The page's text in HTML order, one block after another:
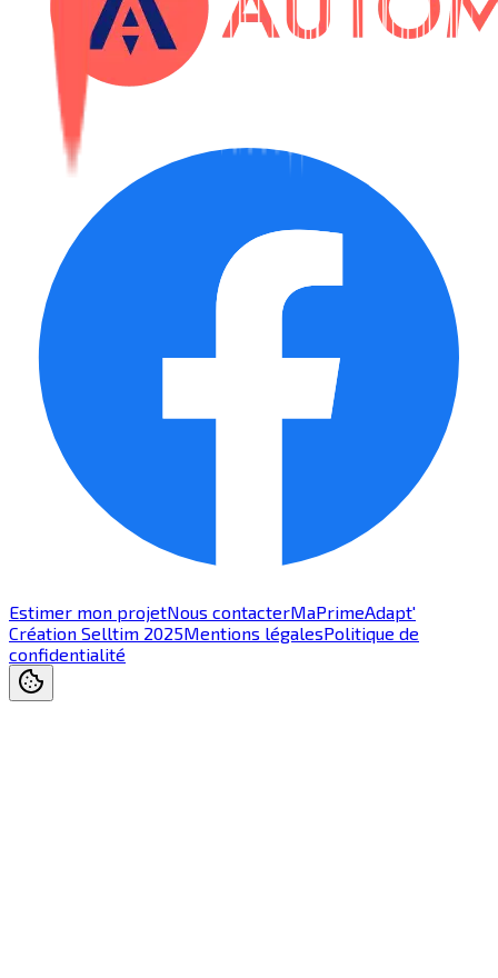
Estimer mon projetNous contacterMaPrimeAdapt'
Création Selltim 2025Mentions légalesPolitique de
confidentialité